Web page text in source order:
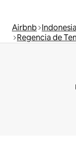
Airbnb Indonesia
Regencia de